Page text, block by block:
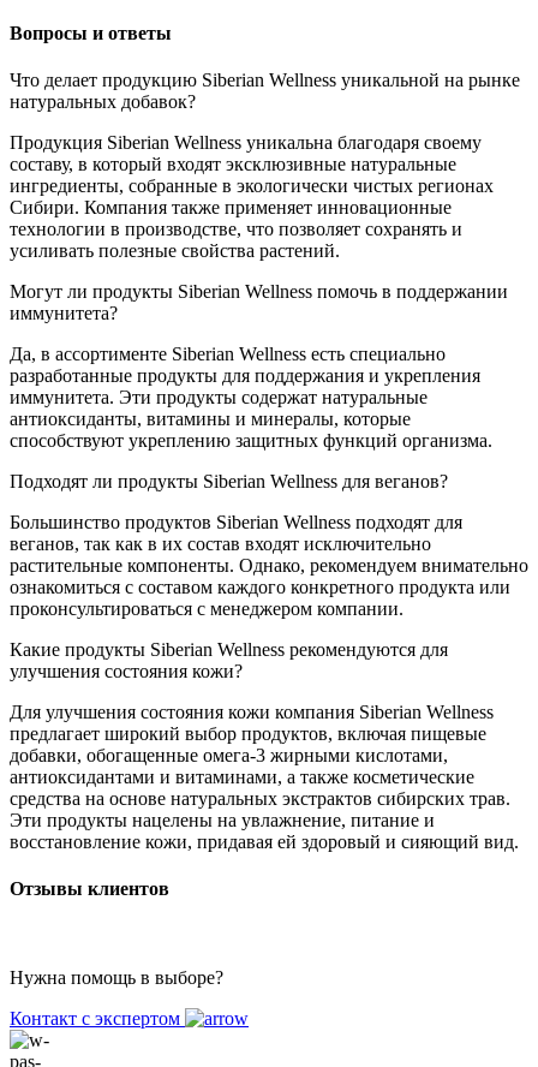
Вопросы и ответы
Что делает продукцию Siberian Wellness уникальной на рынке
натуральных добавок?
Продукция Siberian Wellness уникальна благодаря своему
составу, в который входят эксклюзивные натуральные
ингредиенты, собранные в экологически чистых регионах
Сибири. Компания также применяет инновационные
технологии в производстве, что позволяет сохранять и
усиливать полезные свойства растений.
Могут ли продукты Siberian Wellness помочь в поддержании
иммунитета?
Да, в ассортименте Siberian Wellness есть специально
разработанные продукты для поддержания и укрепления
иммунитета. Эти продукты содержат натуральные
антиоксиданты, витамины и минералы, которые
способствуют укреплению защитных функций организма.
Подходят ли продукты Siberian Wellness для веганов?
Большинство продуктов Siberian Wellness подходят для
веганов, так как в их состав входят исключительно
растительные компоненты. Однако, рекомендуем внимательно
ознакомиться с составом каждого конкретного продукта или
проконсультироваться с менеджером компании.
Какие продукты Siberian Wellness рекомендуются для
улучшения состояния кожи?
Для улучшения состояния кожи компания Siberian Wellness
предлагает широкий выбор продуктов, включая пищевые
добавки, обогащенные омега-3 жирными кислотами,
антиоксидантами и витаминами, а также косметические
средства на основе натуральных экстрактов сибирских трав.
Эти продукты нацелены на увлажнение, питание и
восстановление кожи, придавая ей здоровый и сияющий вид.
Отзывы клиентов
Нужна помощь в выборе?
Контакт с экспертом